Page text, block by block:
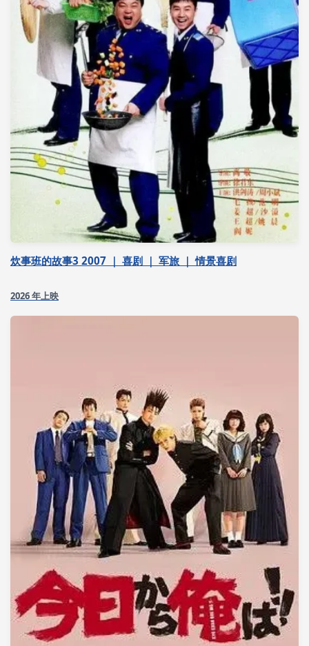
炊事班的故事3 2007 ｜ 喜剧 ｜ 军旅 ｜ 情景喜剧
2026 年上映